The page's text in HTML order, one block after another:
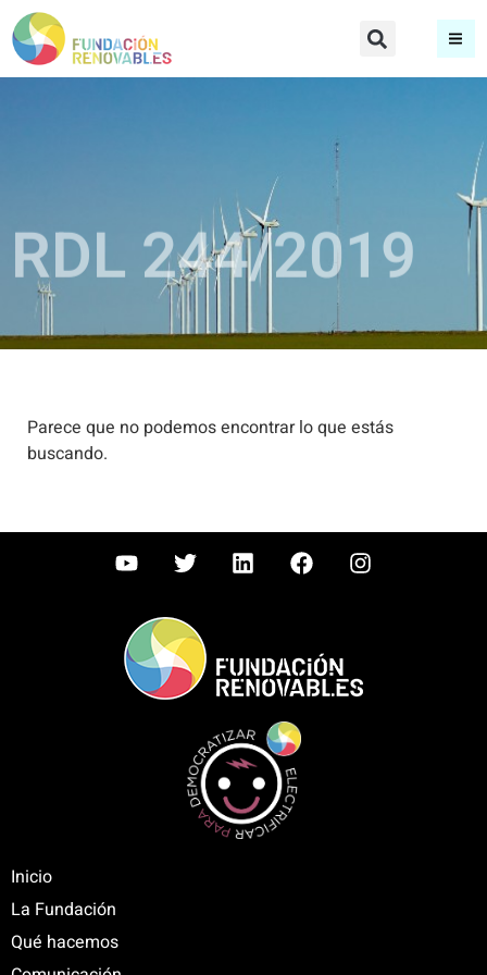
RDL 244/2019
Parece que no podemos encontrar lo que estás
buscando.
Inicio
La Fundación
Qué hacemos